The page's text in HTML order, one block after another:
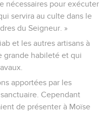
nécessaires pour exécuter
servira au culte dans le
du Seigneur. »
et les autres artisans à
grande habileté et qui
apportées par les
Cependant
de présenter à Moïse